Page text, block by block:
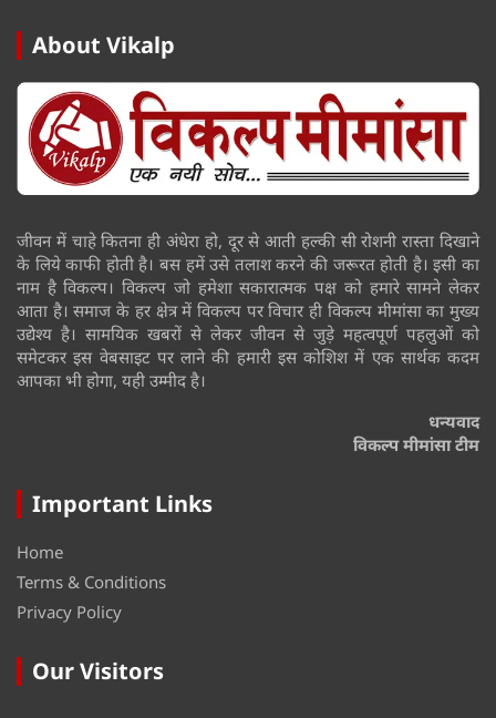
About Vikalp
जीवन में चाहे कितना ही अंधेरा हो, दूर से आती हल्की सी रोशनी रास्ता दिखाने
के लिये काफी होती है। बस हमें उसे तलाश करने की जरूरत होती है। इसी का
नाम है विकल्प। विकल्प जो हमेशा सकारात्मक पक्ष को हमारे सामने लेकर
आता है। समाज के हर क्षेत्र में विकल्प पर विचार ही विकल्प मीमांसा का मुख्य
उद्येश्य है। सामयिक खबरों से लेकर जीवन से जुड़े महत्वपूर्ण पहलुओं को
समेटकर इस वेबसाइट पर लाने की हमारी इस कोशिश में एक सार्थक कदम
आपका भी होगा, यही उम्मीद है।
धन्यवाद
विकल्प मीमांसा टीम
Important Links
Home
Terms & Conditions
Privacy Policy
Our Visitors